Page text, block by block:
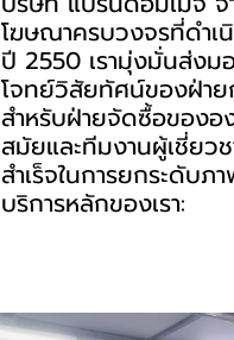
โฆษณาครบวงจรที่ดำ
ปี 2550 เรามุ่งมั่นส่ง
โจทย์วิสัยทัศน์ของฝ่า
สำหรับฝ่ายจัดซื้อของ
สมัยและทีมงานผู้เชี่ยว
สำเร็จในการยกระดับ
บริการหลักของเรา: